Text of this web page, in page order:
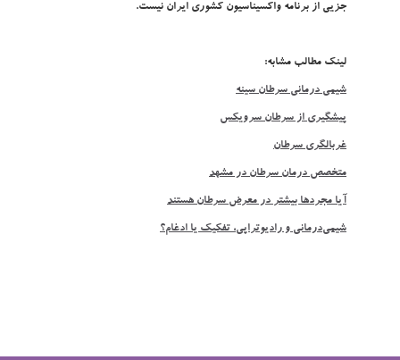
جزيي از برنامه واکسيناسيون کشوري ايران نيست.
لينک مطالب مشابه:
شيمي درماني سرطان سينه
پيشگيري از سرطان سرويکس
غربالگري سرطان
متخصص درمان سرطان در مشهد
آيا مجردها بيشتر در معرض سرطان هستند
شيمي‌درماني و راديوتراپي، تفکيک يا ادغام؟